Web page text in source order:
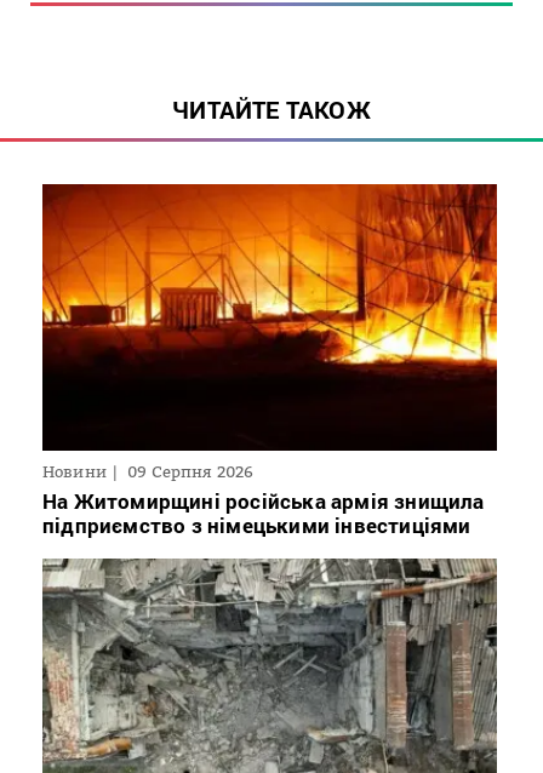
ЧИТАЙТЕ ТАКОЖ
Новини 09 Серпня 2026
На Житомирщині російська армія знищила
підприємство з німецькими інвестиціями